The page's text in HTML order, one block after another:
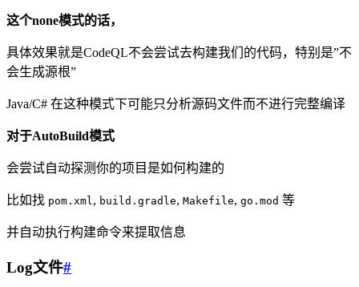
这个none模式的话，
具体效果就是CodeQL不会尝试去构建我们的代码，特别是”不
会生成源根”
Java/C# 在这种模式下可能只分析源码文件而不进行完整编译
对于AutoBuild模式
会尝试自动探测你的项目是如何构建的
比如找 pom.xml , build.gradle, Makefile, go.mod 等
并自动执行构建命令来提取信息
Log文件#